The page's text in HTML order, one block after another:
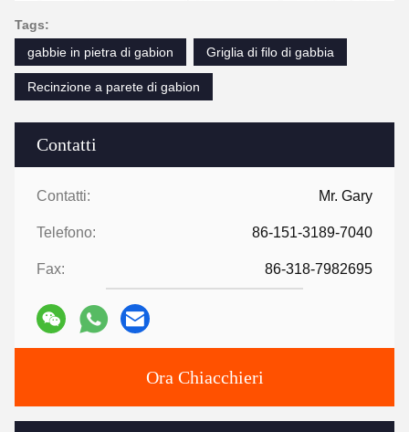
Contatti
Contatti: Mr. Gary
Telefono: 86-151-3189-7040
Fax: 86-318-7982695
Ora Chiacchieri
Tags:
gabbie in pietra di gabion
Griglia di filo di gabbia
Recinzione a parete di gabion